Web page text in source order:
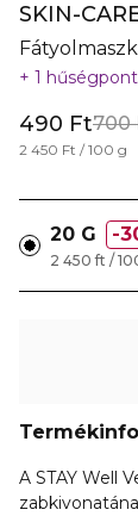
SKIN-
1
490 Ft700
2 450 Ft / 100 g
20 G
2 450 ft /
A STAY Well